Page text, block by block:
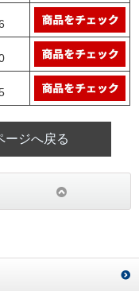
ージへ戻る